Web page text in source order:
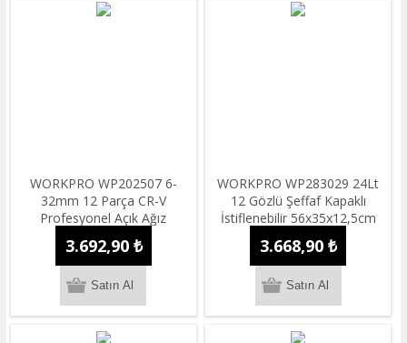
WORKPRO WP202507 6-
32mm 12 Parça CR-V
Profesyonel Açık Ağız
Anahtar Takımı + Bez
Taşıma Kılıfı
3.692,90 ₺
WORKPRO WP283029 24Lt
12 Gözlü Şeffaf Kapaklı
İstiflenebilir 56x35x12,5cm
Profesyonel Organizer Takım
Çantası
3.668,90 ₺